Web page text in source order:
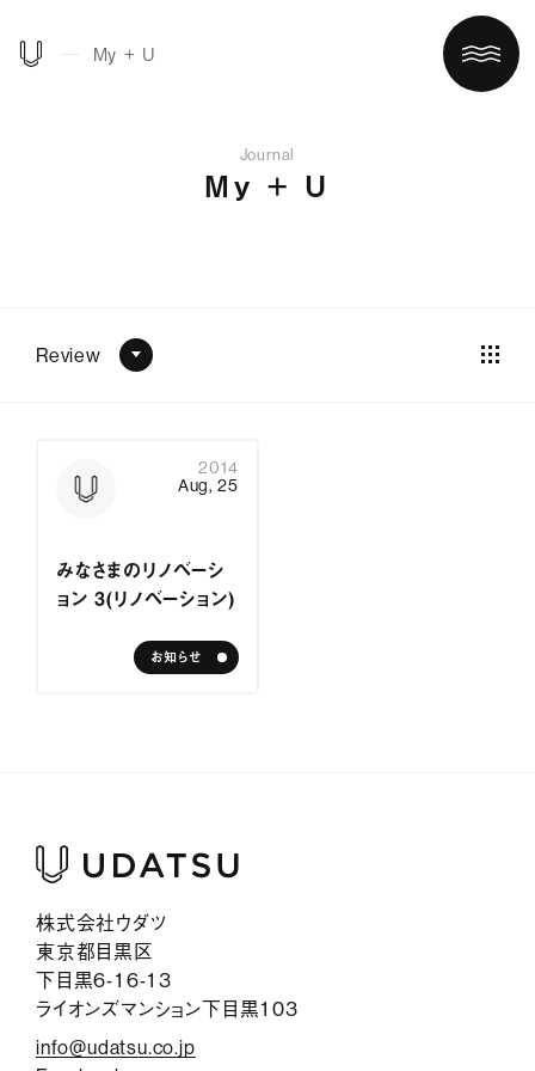
My ＋ U
Journal
My ＋ U
Review
2014
Aug, 25
みなさまのリノベーシ
ョン ３（リノベーション）
お知らせ
株式会社ウダツ
東京都目黒区
下目黒6-16-13
ライオンズマンション下目黒103
info@udatsu.co.jp
買う/借りる
リノベする
サービス紹介
ジャーナル
お問い合わせ